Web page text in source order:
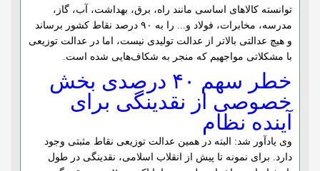
توانسته کالاهای اساسی مانند راه، برق، بهداشت، آب، گاز،
مدرسه، مخابرات، فولاد و... را به ۹۰ درصد نقاط کشور برساند
و هیچ عدالتی بالاتر از عدالت تولیدی نیست، اما در عدالت توزیعی
با مشکلاتی مواجهیم که منجر به شکاف‌هایی شده است.
خطر سهم ۴۰ درصدی بخش
خصوصی از نقدینگی برای
آینده نظام
وی یادآور شد: البته در همین عدالت توزیعی نقاط مثبتی وجود
دارد. برای نمونه تا پیش از انقلاب اسلامی، نقدینگی در طول